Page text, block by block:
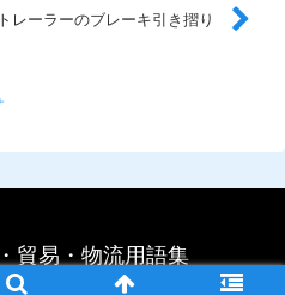
トレーラーのブレーキ引き摺り
貿易・物流用語集
交通法務センター